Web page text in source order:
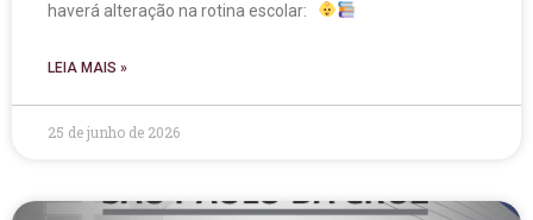
haverá alteração na rotina escolar:
LEIA MAIS »
25 de junho de 2026